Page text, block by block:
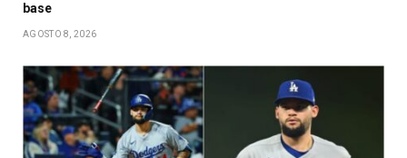
base
AGOSTO 8, 2026